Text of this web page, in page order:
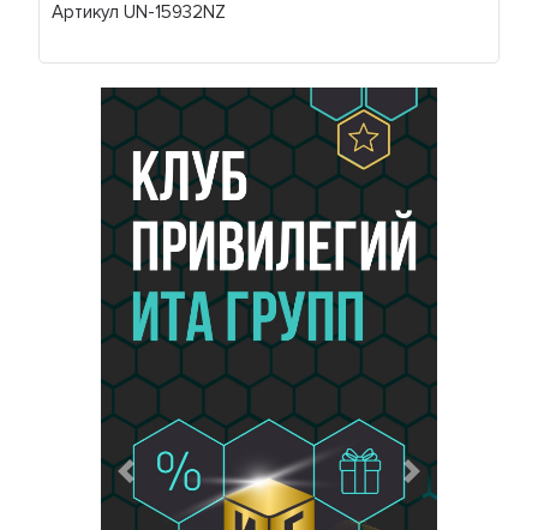
Артикул UN-15932NZ
Предыдущий Следующий